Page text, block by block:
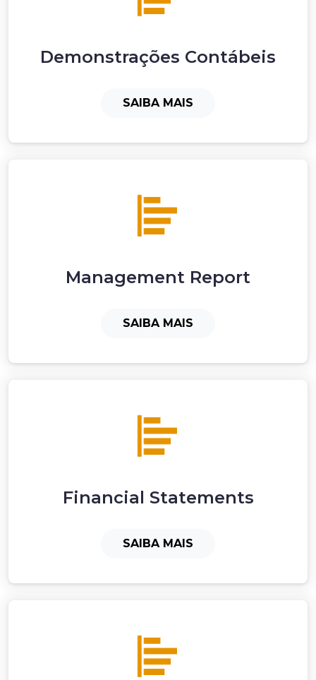
Demonstrações Contábeis
SAIBA MAIS
Management Report
SAIBA MAIS
Financial Statements
SAIBA MAIS